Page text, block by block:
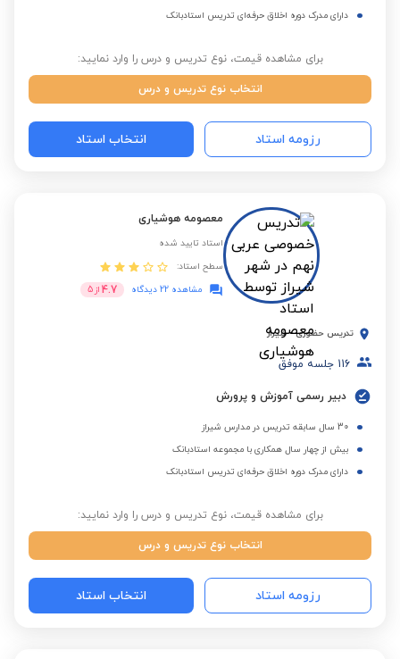
دارای مدرک دوره اخلاق حرفه‌ای تدریس استادبانک
برای مشاهده قیمت، نوع تدریس و درس را وارد نمایید:
انتخاب نوع تدریس و درس
رزومه استاد انتخاب استاد
معصومه هوشیاری
استاد تایید شده
سطح استاد:
مشاهده 22 دیدگاه
4.7 از 5
تدریس حضوری - شیراز
116 جلسه موفق
دبیر رسمی آموزش و پرورش
30 سال سابقه تدریس در مدارس شیراز
بیش از چهار سال همکاری با مجموعه استادبانک
دارای مدرک دوره اخلاق حرفه‌ای تدریس استادبانک
برای مشاهده قیمت، نوع تدریس و درس را وارد نمایید:
انتخاب نوع تدریس و درس
رزومه استاد انتخاب استاد